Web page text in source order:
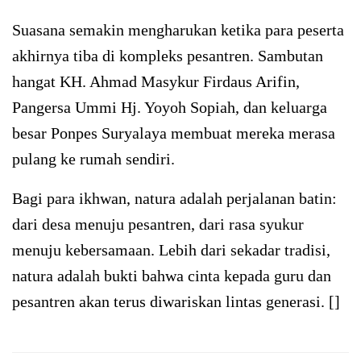
Suasana semakin mengharukan ketika para peserta
akhirnya tiba di kompleks pesantren. Sambutan
hangat KH. Ahmad Masykur Firdaus Arifin,
Pangersa Ummi Hj. Yoyoh Sopiah, dan keluarga
besar Ponpes Suryalaya membuat mereka merasa
pulang ke rumah sendiri.
Bagi para ikhwan, natura adalah perjalanan batin:
dari desa menuju pesantren, dari rasa syukur
menuju kebersamaan. Lebih dari sekadar tradisi,
natura adalah bukti bahwa cinta kepada guru dan
pesantren akan terus diwariskan lintas generasi. []